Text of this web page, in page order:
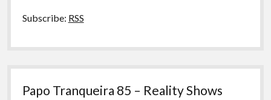
Subscribe: RSS
Papo Tranqueira 85 – Reality Shows